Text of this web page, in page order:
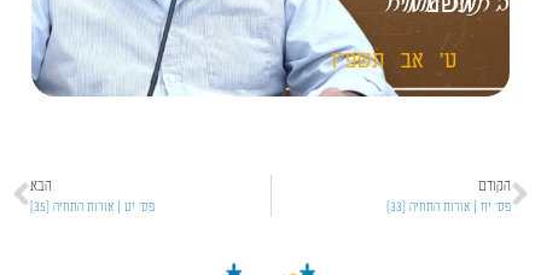
ט' אב תשפ"ו
הקודם
פס' יח | אורות התחיה [33]
הבא
פס' יט | אורות התחיה [35]